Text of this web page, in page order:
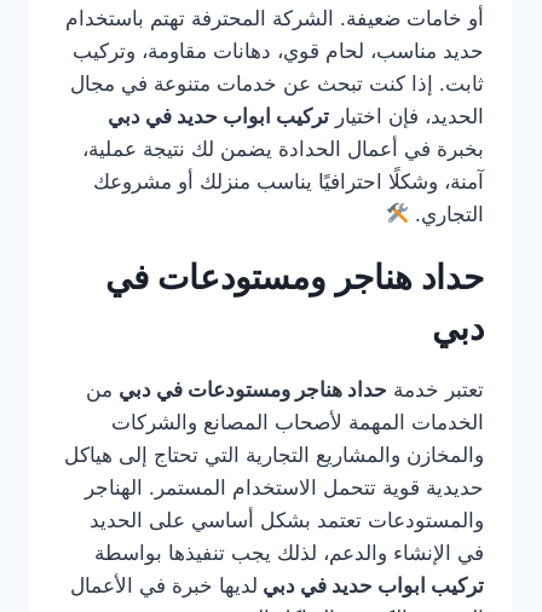
أو خامات ضعيفة. الشركة المحترفة تهتم باستخدام
حديد مناسب، لحام قوي، دهانات مقاومة، وتركيب
ثابت. إذا كنت تبحث عن خدمات متنوعة في مجال
الحديد، فإن اختيار تركيب ابواب حديد في دبي
بخبرة في أعمال الحدادة يضمن لك نتيجة عملية،
آمنة، وشكلًا احترافيًا يناسب منزلك أو مشروعك
التجاري.
حداد هناجر ومستودعات في
دبي
تعتبر خدمة حداد هناجر ومستودعات في دبي من
الخدمات المهمة لأصحاب المصانع والشركات
والمخازن والمشاريع التجارية التي تحتاج إلى هياكل
حديدية قوية تتحمل الاستخدام المستمر. الهناجر
والمستودعات تعتمد بشكل أساسي على الحديد
في الإنشاء والدعم، لذلك يجب تنفيذها بواسطة
تركيب ابواب حديد في دبي لديها خبرة في الأعمال